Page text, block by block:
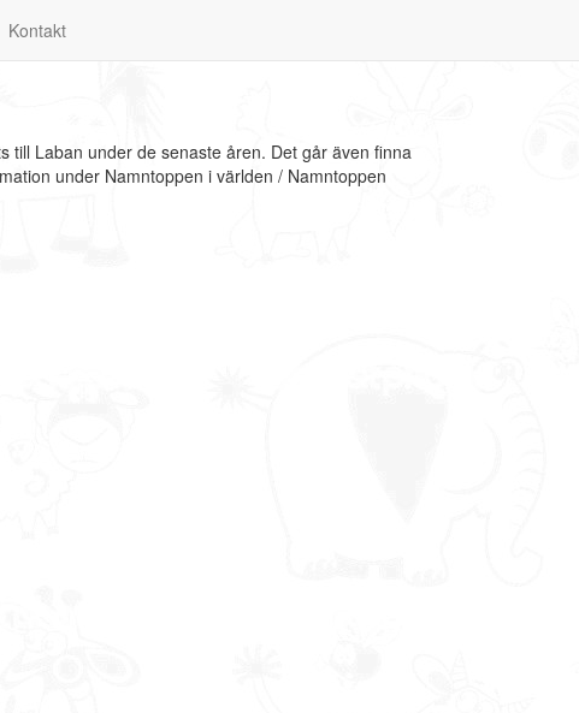
Kontakt
till Laban under de senaste åren. Det går även finna
under Namntoppen i världen / Namntoppen